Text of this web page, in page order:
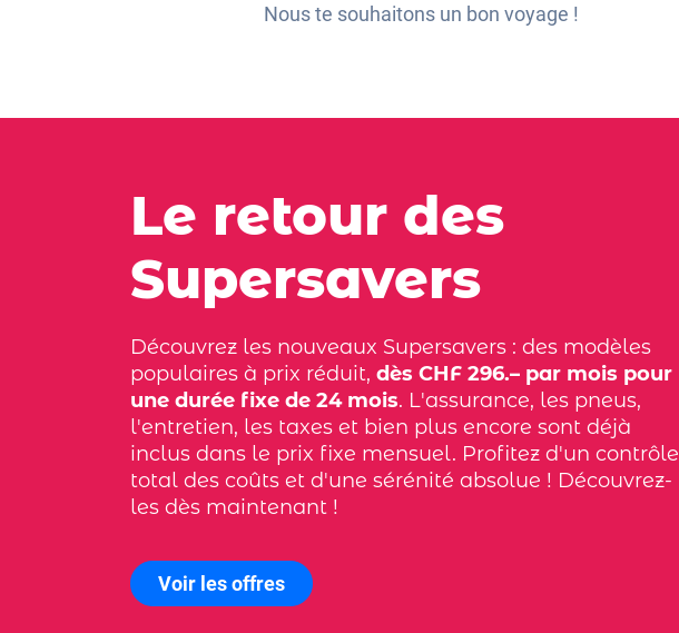
Nous te souhaitons un bon voyage !
Le retour des
Supersavers
Découvrez les nouveaux Supersavers : des modèles
populaires à prix réduit, dès CHF 296.– par mois pour
une durée fixe de 24 mois. L'assurance, les pneus,
l'entretien, les taxes et bien plus encore sont déjà
inclus dans le prix fixe mensuel. Profitez d'un contrôle
total des coûts et d'une sérénité absolue ! Découvrez-
les dès maintenant !
Voir les offres